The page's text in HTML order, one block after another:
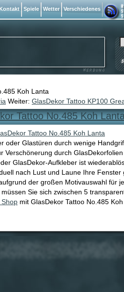
Koh Lanta
Weiter: GlasDekor Tattoo KP100
Tattoo No.485 Koh
oder Glastüren durch wenige
Verschönerung durch
GlasDekor-Aufkleber ist
nach Lust und Laune Ihre
der großen Motivauswahl für
Sie sich zwischen 5
mit GlasDekor Tattoo No.485
Spiele Wetter Verschiedenes